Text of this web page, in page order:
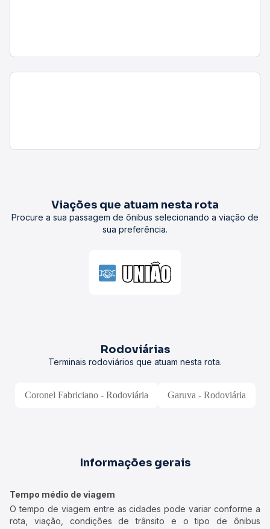
Viações que atuam nesta rota
Procure a sua passagem de ônibus selecionando a viação de
sua preferência.
Rodoviárias
Terminais rodoviários que atuam nesta rota.
Coronel Fabriciano - Rodoviária Garuva - Rodoviária
Informações gerais
Tempo médio de viagem
O tempo de viagem entre as cidades pode variar conforme a
rota, viação, condições de trânsito e o tipo de ônibus